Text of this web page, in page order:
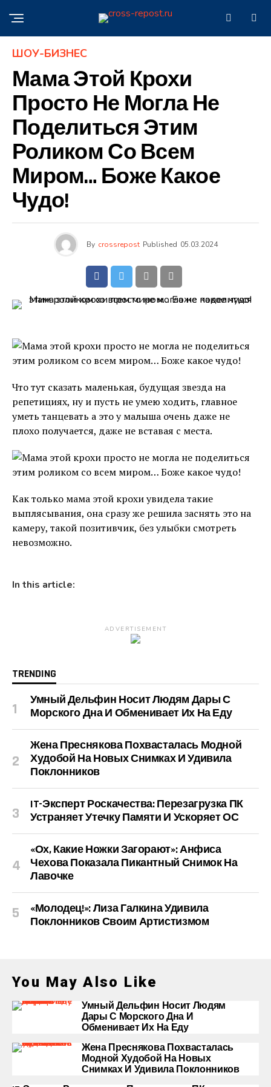
ШОУ-БИЗНЕС
Мама Этой Крохи
Просто Не Могла Не
Поделиться Этим
Роликом Со Всем
Миром… Боже Какое
Чудо!
By crossrepost Published 05.03.2024
Что тут сказать маленькая, будущая звезда на
репетициях, ну и пусть не умею ходить, главное
уметь танцевать а это у малыша очень даже не
плохо получается, даже не вставая с места.
Как только мама этой крохи увидела такие
выплясывания, она сразу же решила заснять это на
камеру, такой позитивчик, без улыбки смотреть
невозможно.
In this article:
ADVERTISEMENT
TRENDING
Умный Дельфин Носит Людям Дары С
Морского Дна И Обменивает Их На Еду
Жена Преснякова Похвасталась Модной
Худобой На Новых Снимках И Удивила
Поклонников
IT-Эксперт Роскачества: Перезагрузка ПК
Устраняет Утечку Памяти И Ускоряет ОС
«Ох, Какие Ножки Загорают»: Анфиса
Чехова Показала Пикантный Снимок На
Лавочке
«Молодец!»: Лиза Галкина Удивила
Поклонников Своим Артистизмом
You May Also Like
Умный Дельфин Носит Людям
Дары С Морского Дна И
Обменивает Их На Еду
Жена Преснякова Похвасталась
Модной Худобой На Новых
Снимках И Удивила Поклонников